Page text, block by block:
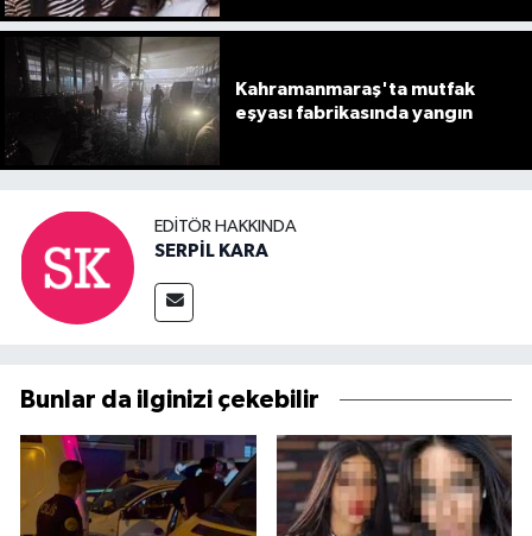
Kahramanmaraş'ta mutfak
eşyası fabrikasında yangın
EDITÖR HAKKINDA
SERPİL KARA
Bunlar da ilginizi çekebilir